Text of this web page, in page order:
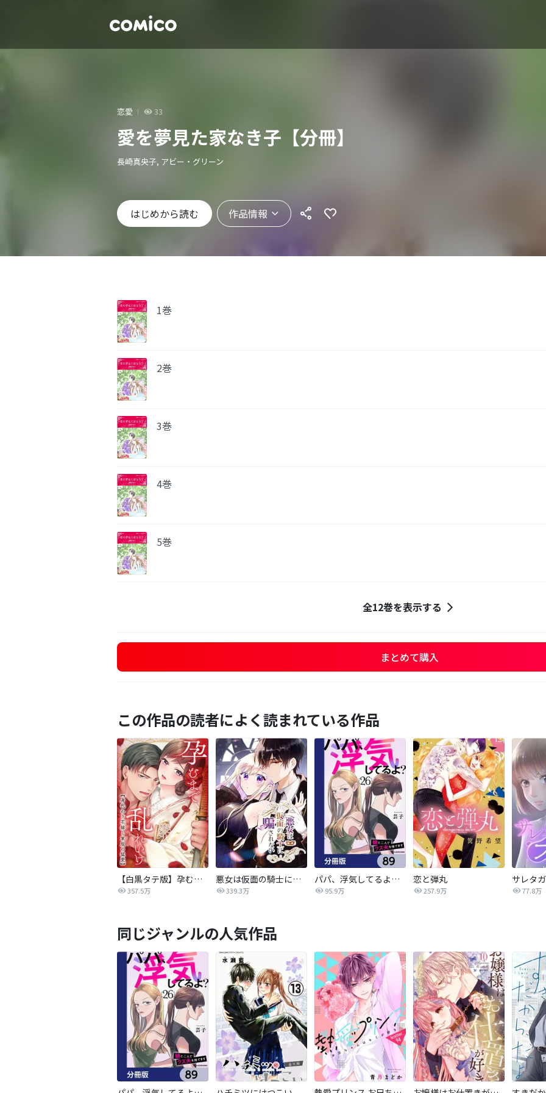
恋愛 33
愛を夢見た家なき子【分冊】
長崎真央子, アビー・グリーン
はじめから読む 作品情報
1巻
2巻
3巻
4巻
5巻
全12巻を表示する
まとめて購入
この作品の読者によく読まれている作品
【白黒タテ版】孕むまで乱れいけ～身代わり花嫁と軍服の猛愛
357.5万
悪女は仮面の騎士に騙されない
339.3万
パパ、浮気してるよ？娘と二人でクズ夫を捨てます【分冊版】
95.9万
恋と弾丸
257.9万 77.8万
同じジャンルの人気作品